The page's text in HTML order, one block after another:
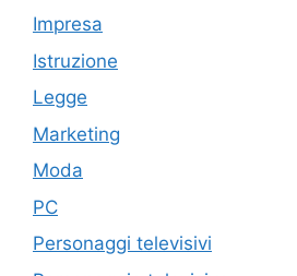
Impresa
Istruzione
Legge
Marketing
Moda
PC
Personaggi televisivi